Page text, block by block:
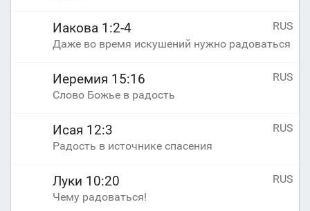
Иакова 1:2-4 RUS
Даже во время искушений нужно радоваться
Иеремия 15:16 RUS
Слово Божье в радость
Исая 12:3 RUS
Радость в источнике спасения
Луки 10:20 RUS
Чему радоваться!